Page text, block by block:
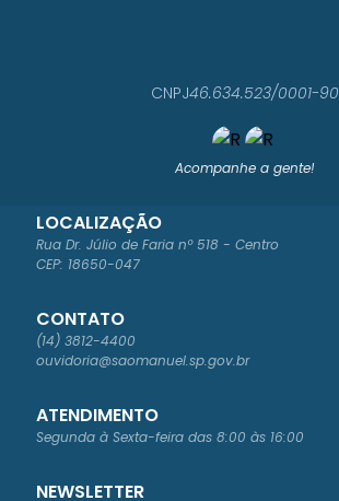
Acompanhe a gente!
LOCALIZAÇÃO
Rua Dr. Júlio de Faria nº 518 - Centro
CEP: 18650-047
CONTATO
(14) 3812-4400
ouvidoria@saomanuel.sp.gov.br
ATENDIMENTO
Segunda à Sexta-feira das 8:00 às 16:00
CNPJ46.634.523/0001-90
NEWSLETTER